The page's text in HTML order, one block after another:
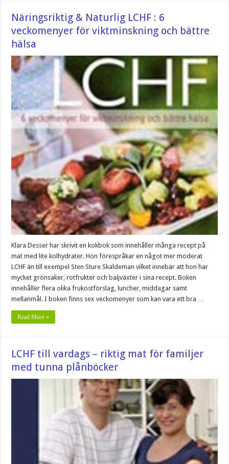
Näringsriktig & Naturlig LCHF : 6
veckomenyer för viktminskning och bättre
hälsa
Klara Desser har skrivit en kokbok som innehåller många recept på
mat med lite kolhydrater. Hon förespråkar en något mer moderat
LCHF än till exempel Sten Sture Skaldeman vilket innebär att hon har
mycket grönsaker, rotfrukter och baljväxter i sina recept. Boken
innehåller flera olika frukostförslag, luncher, middagar samt
mellanmål. I boken finns sex veckomenyer som kan vara ett bra …
Read More »
LCHF till vardags – riktig mat för familjer
med tunna plånböcker